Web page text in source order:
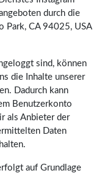
durch die
Park, CA 94025, USA
sind, können
die Inhalte unserer
Dadurch kann
Benutzerkonto
als Anbieter der
Daten
auf Grundlage